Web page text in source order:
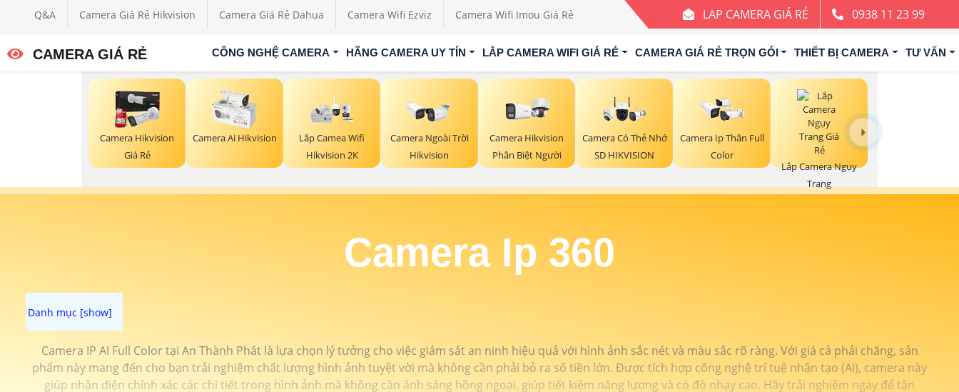
Q&A Camera Giá Rẻ Hikvision Camera Giá Rẻ Dahua Camera Wifi Ezviz Camera Wifi Imou Giá Rẻ LAP CAMERA GIÁ RẺ 0938 11 23 99
CAMERA GIÁ RẺ CÔNG NGHỆ CAMERA HÃNG CAMERA UY TÍN LẮP CAMERA WIFI GIÁ RẺ CAMERA GIÁ RẺ TRỌN GÓI THIẾT BỊ CAMERA TƯ VẤN
Camera Hikvision
Giá Rẻ
Camera Ai Hikvision
Lắp Camea Wifi
Hikvision 2K
Camera Ngoài Trời
Hikvision
Camera Hikvision
Phân Biệt Người
Camera Có Thẻ Nhớ
SD HIKVISION
Camera Ip Thân Full
Color
Lắp Camera Ngụy
Trang
Camera Ip 360
Camera IP AI Full Color tại An Thành Phát là lựa chọn lý tưởng cho việc giám sát an ninh hiệu quả với hình ảnh sắc nét và màu sắc rõ ràng. Với giá cả phải chăng, sản
phẩm này mang đến cho bạn trải nghiệm chất lượng hình ảnh tuyệt vời mà không cần phải bỏ ra số tiền lớn. Được tích hợp công nghệ trí tuệ nhân tạo (AI), camera này
giúp nhận diện chính xác các chi tiết trong hình ảnh mà không cần ánh sáng hồng ngoại, giúp tiết kiệm năng lượng và có độ nhạy cao. Hãy trải nghiệm ngay để tận